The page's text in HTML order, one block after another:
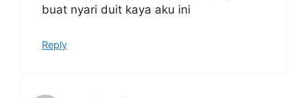
buat nyari duit kaya aku ini
Reply